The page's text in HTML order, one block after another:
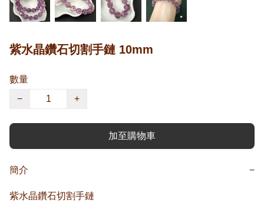
紫水晶鑽石切割手鏈 10mm
數量
−
+
加至購物車
簡介 −
紫水晶鑽石切割手鏈